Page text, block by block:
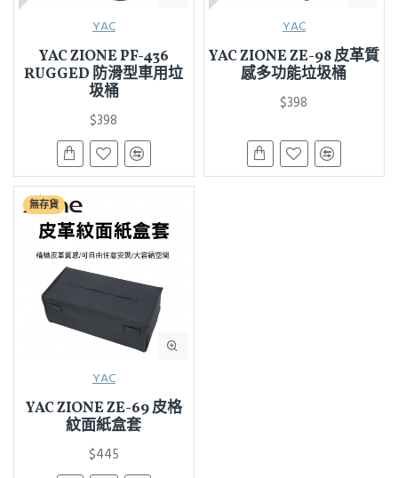
YAC
YAC ZIONE PF-436
RUGGED 防滑型車用垃
圾桶
$398
YAC
YAC ZIONE ZE-98 皮革質
感多功能垃圾桶
$398
無存貨
YAC
YAC ZIONE ZE-69 皮格
紋面紙盒套
$445